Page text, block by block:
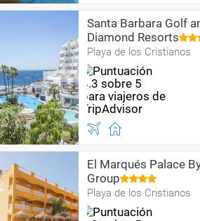
Santa Barbara Golf
Diamond Resorts
Playa de los Cristianos
El Marqués Palace
Group
Playa de los Cristianos